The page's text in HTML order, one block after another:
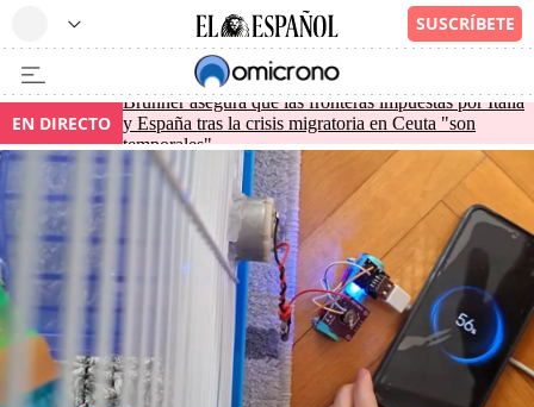
EN DIRECTO
Brunner asegura que las fronteras impuestas por Italia
y España tras la crisis migratoria en Ceuta "son
temporales"